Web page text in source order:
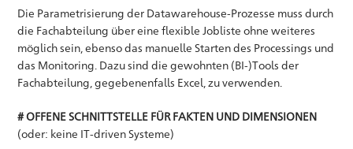
Die Parametrisierung der Datawarehouse-Prozesse muss durch
die Fachabteilung über eine flexible Jobliste ohne weiteres
möglich sein, ebenso das manuelle Starten des Processings und
das Monitoring. Dazu sind die gewohnten (BI-)Tools der
Fachabteilung, gegebenenfalls Excel, zu verwenden.
# OFFENE SCHNITTSTELLE FÜR FAKTEN UND DIMENSIONEN
(oder: keine IT-driven Systeme)